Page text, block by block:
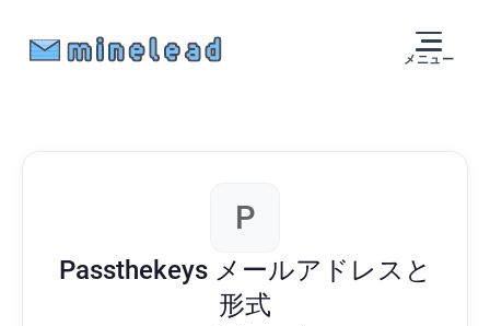
メニュー
P
Passthekeys メールアドレスと
形式